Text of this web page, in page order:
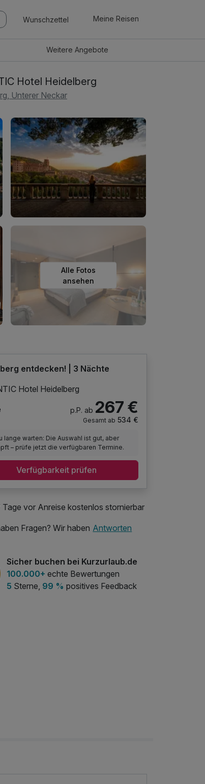
Wunschzettel Meine Reisen
WeitereAngebote
Hotel Heidelberg
Unterer Neckar
Alle Fotos
ansehen
entdecken! | 3 Nächte
Hotel Heidelberg
p.P. ab 267 €
Gesamt ab 534 €
lange warten: Die Auswahl ist gut, aber
– prüfe jetzt die verfügbaren Termine.
Verfügbarkeit prüfen
Tage vor Anreise kostenlos stornierbar
Fragen? Wir haben Antworten
Sicher buchen bei Kurzurlaub.de
100.000+ echte Bewertungen
5 Sterne, 99 % positives Feedback